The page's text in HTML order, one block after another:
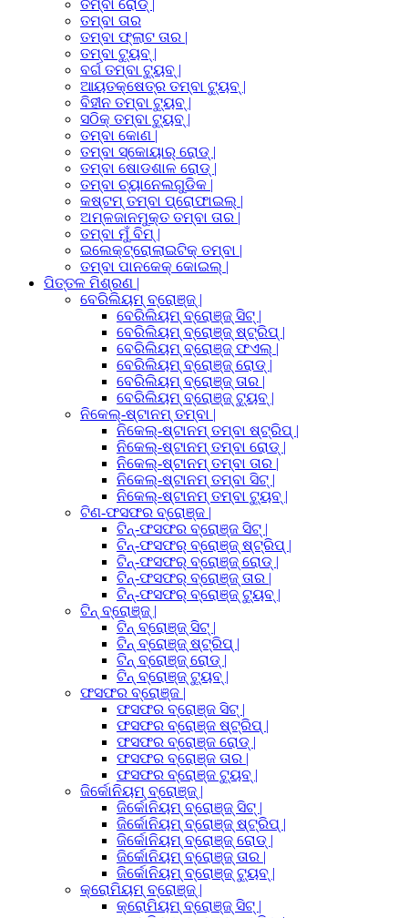
ତମ୍ବା ରୋଡ୍ |
ତମ୍ବା ତାର
ତମ୍ବା ଫ୍ଲାଟ ତାର |
ତମ୍ବା ଟ୍ୟୁବ୍ |
ବର୍ଗ ତମ୍ବା ଟ୍ୟୁବ୍ |
ଆୟତକ୍ଷେତ୍ର ତମ୍ବା ଟ୍ୟୁବ୍ |
ବିହୀନ ତମ୍ବା ଟ୍ୟୁବ୍ |
ସଠିକ୍ ତମ୍ବା ଟ୍ୟୁବ୍ |
ତମ୍ବା କୋଣ |
ତମ୍ବା ସ୍କୋୟାର୍ ରୋଡ୍ |
ତମ୍ବା ଷୋଡଶାଳ ରୋଡ୍ |
ତମ୍ବା ଚ୍ୟାନେଲଗୁଡିକ |
କଷ୍ଟମ୍ ତମ୍ବା ପ୍ରୋଫାଇଲ୍ |
ଅମ୍ଳଜାନମୁକ୍ତ ତମ୍ବା ତାର |
ତମ୍ବା ମୁଁ ବିମ୍ |
ଇଲେକ୍ଟ୍ରୋଲାଇଟିକ୍ ତମ୍ବା |
ତମ୍ବା ପାନକେକ୍ କୋଇଲ୍ |
ପିତ୍ତଳ ମିଶ୍ରଣ |
ବେରିଲିୟମ୍ ବ୍ରୋଞ୍ଜ୍ |
ବେରିଲିୟମ୍ ବ୍ରୋଞ୍ଜ୍ ସିଟ୍ |
ବେରିଲିୟମ୍ ବ୍ରୋଞ୍ଜ୍ ଷ୍ଟ୍ରିପ୍ |
ବେରିଲିୟମ୍ ବ୍ରୋଞ୍ଜ୍ ଫଏଲ୍ |
ବେରିଲିୟମ୍ ବ୍ରୋଞ୍ଜ୍ ରୋଡ୍ |
ବେରିଲିୟମ୍ ବ୍ରୋଞ୍ଜ୍ ତାର |
ବେରିଲିୟମ୍ ବ୍ରୋଞ୍ଜ୍ ଟ୍ୟୁବ୍ |
ନିକେଲ୍-ଷ୍ଟାନମ୍ ତମ୍ବା |
ନିକେଲ୍-ଷ୍ଟାନମ୍ ତମ୍ବା ଷ୍ଟ୍ରିପ୍ |
ନିକେଲ୍-ଷ୍ଟାନମ୍ ତମ୍ବା ରୋଡ୍ |
ନିକେଲ୍-ଷ୍ଟାନମ୍ ତମ୍ବା ତାର |
ନିକେଲ୍-ଷ୍ଟାନମ୍ ତମ୍ବା ସିଟ୍ |
ନିକେଲ୍-ଷ୍ଟାନମ୍ ତମ୍ବା ଟ୍ୟୁବ୍ |
ଟିଣ-ଫସଫର ବ୍ରୋଞ୍ଜ |
ଟିନ୍-ଫସଫର ବ୍ରୋଞ୍ଜ ସିଟ୍ |
ଟିନ୍-ଫସଫର୍ ବ୍ରୋଞ୍ଜ୍ ଷ୍ଟ୍ରିପ୍ |
ଟିନ୍-ଫସଫର୍ ବ୍ରୋଞ୍ଜ୍ ରୋଡ୍ |
ଟିନ୍-ଫସଫର୍ ବ୍ରୋଞ୍ଜ୍ ତାର |
ଟିନ୍-ଫସଫର୍ ବ୍ରୋଞ୍ଜ୍ ଟ୍ୟୁବ୍ |
ଟିନ୍ ବ୍ରୋଞ୍ଜ୍ |
ଟିନ୍ ବ୍ରୋଞ୍ଜ୍ ସିଟ୍ |
ଟିନ୍ ବ୍ରୋଞ୍ଜ୍ ଷ୍ଟ୍ରିପ୍ |
ଟିନ୍ ବ୍ରୋଞ୍ଜ୍ ରୋଡ୍ |
ଟିନ୍ ବ୍ରୋଞ୍ଜ୍ ଟ୍ୟୁବ୍ |
ଫସଫର ବ୍ରୋଞ୍ଜ |
ଫସଫର ବ୍ରୋଞ୍ଜ ସିଟ୍ |
ଫସଫର ବ୍ରୋଞ୍ଜ ଷ୍ଟ୍ରିପ୍ |
ଫସଫର ବ୍ରୋଞ୍ଜ ରୋଡ୍ |
ଫସଫର ବ୍ରୋଞ୍ଜ ତାର |
ଫସଫର ବ୍ରୋଞ୍ଜ ଟ୍ୟୁବ୍ |
ଜିର୍କୋନିୟମ୍ ବ୍ରୋଞ୍ଜ୍ |
ଜିର୍କୋନିୟମ୍ ବ୍ରୋଞ୍ଜ୍ ସିଟ୍ |
ଜିର୍କୋନିୟମ୍ ବ୍ରୋଞ୍ଜ୍ ଷ୍ଟ୍ରିପ୍ |
ଜିର୍କୋନିୟମ୍ ବ୍ରୋଞ୍ଜ୍ ରୋଡ୍ |
ଜିର୍କୋନିୟମ୍ ବ୍ରୋଞ୍ଜ୍ ତାର |
ଜିର୍କୋନିୟମ୍ ବ୍ରୋଞ୍ଜ୍ ଟ୍ୟୁବ୍ |
କ୍ରୋମିୟମ୍ ବ୍ରୋଞ୍ଜ୍ |
କ୍ରୋମିୟମ୍ ବ୍ରୋଞ୍ଜ୍ ସିଟ୍ |